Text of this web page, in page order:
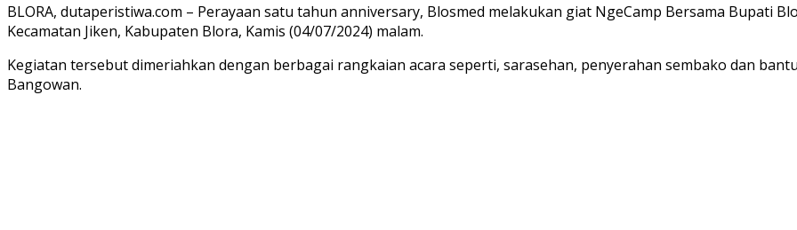
BLORA, dutaperistiwa.com – Perayaan satu tahun anniversary, Blosmed melakukan giat NgeCamp Bersama Bupati
Kecamatan Jiken, Kabupaten Blora, Kamis (04/07/2024) malam.
Kegiatan tersebut dimeriahkan dengan berbagai rangkaian acara seperti, sarasehan, penyerahan sembako dan
Bangowan.